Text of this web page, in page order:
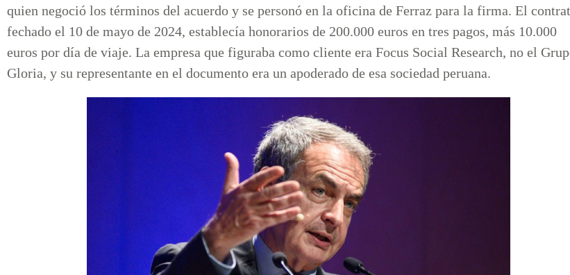
quien negoció los términos del acuerdo y se personó en la oficina de Ferraz para la firma. El
fechado el 10 de mayo de 2024, establecía honorarios de 200.000 euros en tres pagos, más 10.000
euros por día de viaje. La empresa que figuraba como cliente era Focus Social Research, no el
Gloria, y su representante en el documento era un apoderado de esa sociedad peruana.